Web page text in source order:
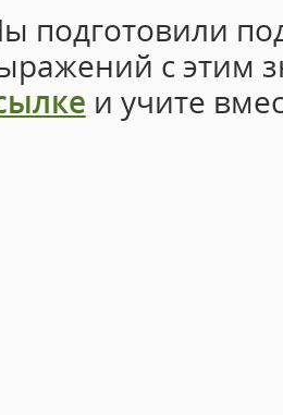
подготовили
с этим
и учите